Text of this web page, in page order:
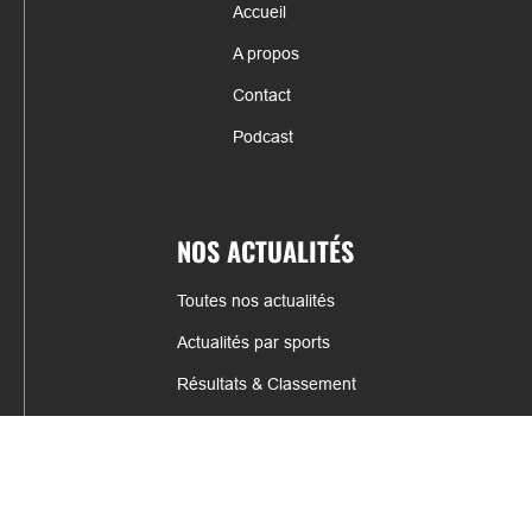
Accueil
A propos
Contact
Podcast
NOS ACTUALITÉS
Toutes nos actualités
Actualités par sports
Résultats & Classement